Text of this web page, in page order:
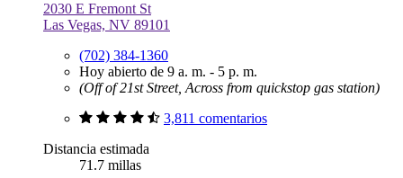
2030 E Fremont St
Las Vegas, NV 89101
(702) 384-1360
Hoy abierto de 9 a. m. - 5 p. m.
(Off of 21st Street, Across from quickstop gas station)
3,811 comentarios
Distancia estimada
71.7 millas